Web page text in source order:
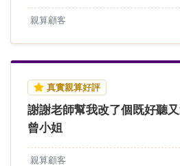
親算顧客
真實親算好評
謝謝老師幫我改了個既好聽又
曾小姐
親算顧客